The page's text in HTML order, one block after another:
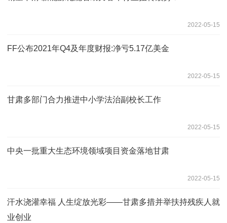
2022-05-15
FF公布2021年Q4及年度财报:净亏5.17亿美金
2022-05-15
甘肃多部门合力推进中小学法治副校长工作
2022-05-15
中央一批重大生态环境领域项目资金落地甘肃
2022-05-15
汗水浇灌幸福 人生绽放光彩——甘肃多措并举扶持残疾人就
业创业